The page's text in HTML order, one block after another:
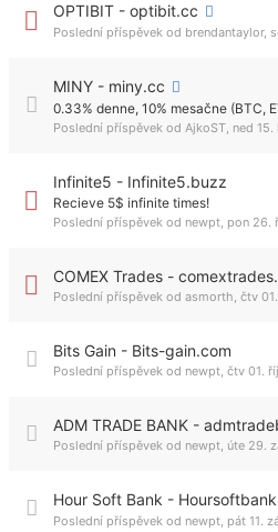
OPTIBIT - optibit.cc
Poslední příspěvek od brendantaylor,
MINY - miny.cc
0.33% denne, 10% mesačne (BTC,
Poslední příspěvek od AjkoST, ned
Infinite5 - Infinite5.buzz
Recieve 5$ infinite times!
Poslední příspěvek od newpt, pon 26.
COMEX Trades -
Poslední příspěvek od asmorth, čtv
Bits Gain - Bits-gain.com
Poslední příspěvek od newpt, čtv 01.
ADM TRADE BANK -
Poslední příspěvek od newpt, úte 29.
Hour Soft Bank -
Poslední příspěvek od newpt, pát 11.